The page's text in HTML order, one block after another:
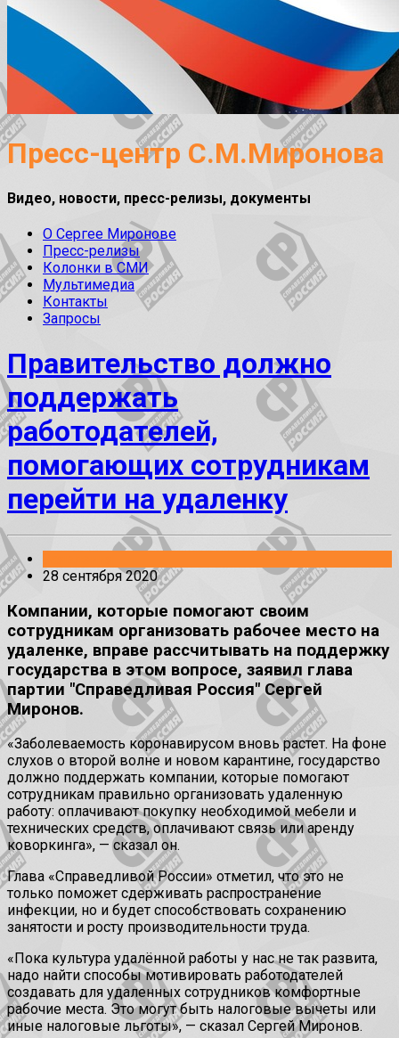
Пресс-центр С.М.Миронова
Видео, новости, пресс-релизы, документы
О Сергее Миронове
Пресс-релизы
Колонки в СМИ
Мультимедиа
Контакты
Запросы
Правительство должно
поддержать
работодателей,
помогающих сотрудникам
перейти на удаленку
28 сентября 2020
Компании, которые помогают своим
сотрудникам организовать рабочее место на
удаленке, вправе рассчитывать на поддержку
государства в этом вопросе, заявил глава
партии "Справедливая Россия" Сергей
Миронов.
«Заболеваемость коронавирусом вновь растет. На фоне
слухов о второй волне и новом карантине, государство
должно поддержать компании, которые помогают
сотрудникам правильно организовать удаленную
работу: оплачивают покупку необходимой мебели и
технических средств, оплачивают связь или аренду
коворкинга», — сказал он.
Глава «Справедливой России» отметил, что это не
только поможет сдерживать распространение
инфекции, но и будет способствовать сохранению
занятости и росту производительности труда.
«Пока культура удалённой работы у нас не так развита,
надо найти способы мотивировать работодателей
создавать для удаленных сотрудников комфортные
рабочие места. Это могут быть налоговые вычеты или
иные налоговые льготы», — сказал Сергей Миронов.